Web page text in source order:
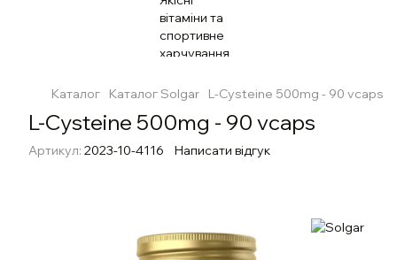
Каталог Каталог Solgar L-Cysteine 500mg - 90 vcaps
L-Cysteine 500mg - 90 vcaps
Артикул: 2023-10-4116 Написати відгук